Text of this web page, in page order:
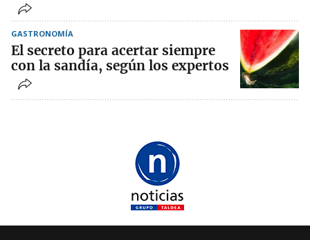
GASTRONOMÍA
El secreto para acertar siempre
con la sandía, según los expertos